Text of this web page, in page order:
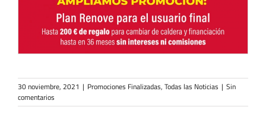
30 noviembre, 2021 | Promociones Finalizadas, Todas las Noticias | Sin
comentarios